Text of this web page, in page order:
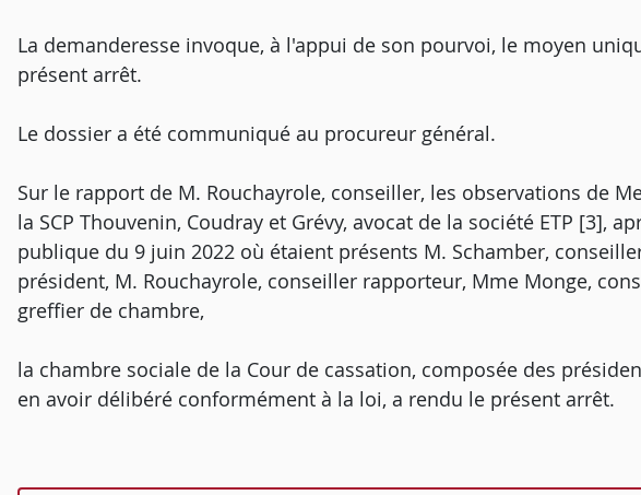
La demanderesse invoque, à l'appui de son pourvoi, le moyen
présent arrêt.
Le dossier a été communiqué au procureur général.
Sur le rapport de M. Rouchayrole, conseiller, les observations de
la SCP Thouvenin, Coudray et Grévy, avocat de la société ETP [3],
publique du 9 juin 2022 où étaient présents M. Schamber,
président, M. Rouchayrole, conseiller rapporteur, Mme Monge,
greffier de chambre,
la chambre sociale de la Cour de cassation, composée des
en avoir délibéré conformément à la loi, a rendu le présent arrêt.